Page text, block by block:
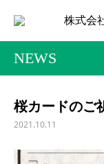
NEWS
桜カードのご
2021.10.11